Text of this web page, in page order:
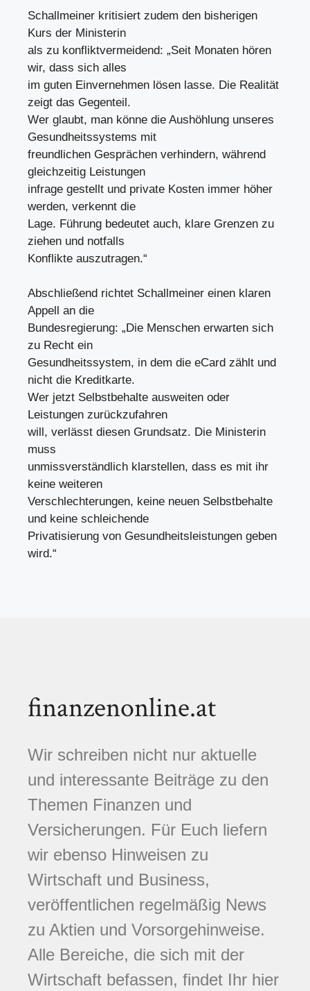
Schallmeiner kritisiert zudem den bisherigen
Kurs der Ministerin
als zu konfliktvermeidend: „Seit Monaten hören
wir, dass sich alles
im guten Einvernehmen lösen lasse. Die Realität
zeigt das Gegenteil.
Wer glaubt, man könne die Aushöhlung unseres
Gesundheitssystems mit
freundlichen Gesprächen verhindern, während
gleichzeitig Leistungen
infrage gestellt und private Kosten immer höher
werden, verkennt die
Lage. Führung bedeutet auch, klare Grenzen zu
ziehen und notfalls
Konflikte auszutragen.“
Abschließend richtet Schallmeiner einen klaren
Appell an die
Bundesregierung: „Die Menschen erwarten sich
zu Recht ein
Gesundheitssystem, in dem die eCard zählt und
nicht die Kreditkarte.
Wer jetzt Selbstbehalte ausweiten oder
Leistungen zurückzufahren
will, verlässt diesen Grundsatz. Die Ministerin
muss
unmissverständlich klarstellen, dass es mit ihr
keine weiteren
Verschlechterungen, keine neuen Selbstbehalte
und keine schleichende
Privatisierung von Gesundheitsleistungen geben
wird.“
finanzenonline.at
Wir schreiben nicht nur aktuelle
und interessante Beiträge zu den
Themen Finanzen und
Versicherungen. Für Euch liefern
wir ebenso Hinweisen zu
Wirtschaft und Business,
veröffentlichen regelmäßig News
zu Aktien und Vorsorgehinweise.
Alle Bereiche, die sich mit der
Wirtschaft befassen, findet Ihr hier